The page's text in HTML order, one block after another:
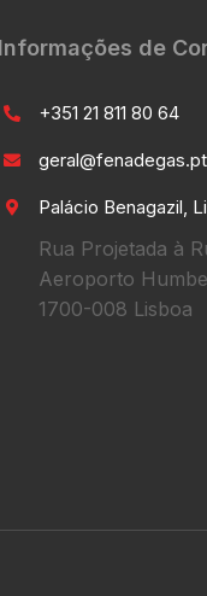
Informações de
+351 21 811 80 64
geral@fenadegas.pt
Palácio Benagazil,
Rua Projetada à
Aeroporto
1700-008 Lisboa